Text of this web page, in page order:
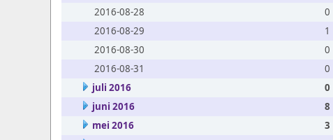
2016-08-28
0
2016-08-29
1
2016-08-30
0
2016-08-31
0
juli 2016
0
juni 2016
8
mei 2016
3